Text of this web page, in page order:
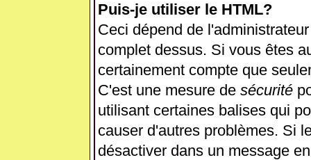
Puis-je utiliser le HTML?
Ceci dépend de
complet dessus. Si vous êtes
certainement compte que
C'est une mesure de sécurité
utilisant certaines balises qui
causer d'autres problèmes. Si
désactiver dans un message